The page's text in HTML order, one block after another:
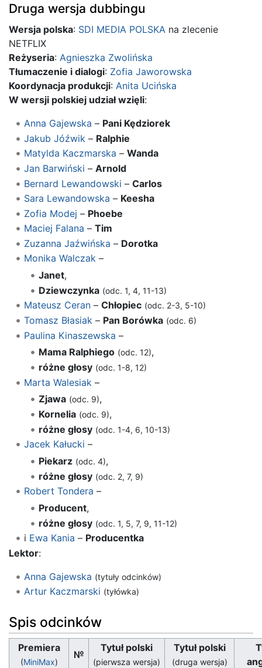
Druga wersja dubbingu
Wersja polska: SDI MEDIA POLSKA na zlecenie
NETFLIX
Reżyseria: Agnieszka Zwolińska
Tłumaczenie i dialogi: Zofia Jaworowska
Koordynacja produkcji: Anita Ucińska
W wersji polskiej udział wzięli:
Anna Gajewska – Pani Kędziorek
Jakub Jóźwik – Ralphie
Matylda Kaczmarska – Wanda
Jan Barwiński – Arnold
Bernard Lewandowski – Carlos
Sara Lewandowska – Keesha
Zofia Modej – Phoebe
Maciej Falana – Tim
Zuzanna Jaźwińska – Dorotka
Monika Walczak–
Janet,
Dziewczynka (odc. 1, 4, 11-13)
Mateusz Ceran– Chłopiec (odc. 2-3, 5-10)
Tomasz Błasiak– Pan Borówka (odc. 6)
Paulina Kinaszewska –
Mama Ralphiego (odc. 12),
różne głosy (odc. 1-8, 12)
Marta Walesiak –
Zjawa (odc. 9),
Kornelia (odc. 9),
różne głosy (odc. 1-4, 6, 10-13)
Jacek Kałucki –
Piekarz (odc. 4),
różne głosy (odc. 2, 7, 9)
Robert Tondera –
Producent,
różne głosy (odc. 1, 5, 7, 9, 11-12)
i Ewa Kania – Producentka
Lektor:
Anna Gajewska (tytuły odcinków)
Artur Kaczmarski (tyłówka)
Spis odcinków
Premiera
(MiniMax)
№
Tytuł polski
(pierwsza wersja)
Tytuł polski
(druga wersja)